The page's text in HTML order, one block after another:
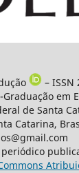
– ISSN
Graduação em
de Santa
Catarina,
periódico